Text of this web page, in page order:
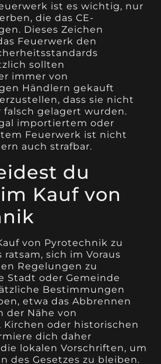
ist es wichtig, nur
die das CE-
Dieses Zeichen
Feuerwerk den
sollten
immer von
Händlern gekauft
dass sie nicht
gelagert wurden.
importiertem oder
Feuerwerk ist nicht
auch strafbar.
du
Kauf von
von Pyrotechnik zu
sich im Voraus
Regelungen zu
Stadt oder Gemeinde
Bestimmungen
etwa das Abbrennen
der Nähe von
Kirchen oder historischen
dich daher
lokalen Vorschriften, um
des Gesetzes zu bleiben.